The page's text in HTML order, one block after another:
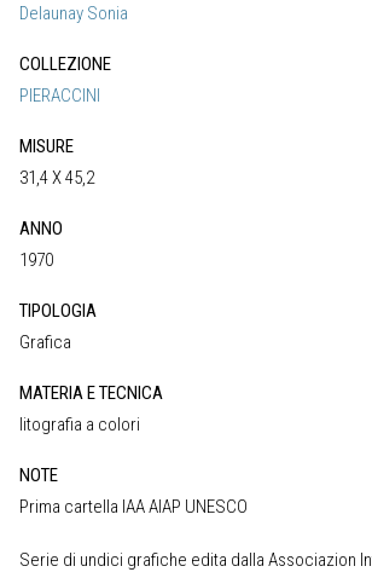
Delaunay Sonia
COLLEZIONE
PIERACCINI
MISURE
31,4 X 45,2
ANNO
1970
TIPOLOGIA
Grafica
MATERIA E TECNICA
litografia a colori
NOTE
Prima cartella IAA AIAP UNESCO
Serie di undici grafiche edita dalla Associazion